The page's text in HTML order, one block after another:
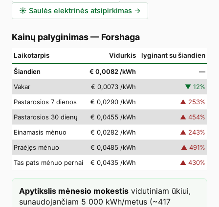
☀️ Saulės elektrinės atsipirkimas →
Kainų palyginimas— Forshaga
Laikotarpis Vidurkis lyginant su šiandien
Šiandien € 0,0082 /kWh
—
Vakar
€ 0,0073 /kWh ▼ 12%
Pastarosios 7 dienos
€ 0,0290 /kWh ▲ 253%
Pastarosios 30 dienų
€ 0,0455 /kWh ▲ 454%
Einamasis mėnuo
€ 0,0282 /kWh ▲ 243%
Praėjęs mėnuo
€ 0,0485 /kWh ▲ 491%
Tas pats mėnuo pernai
€ 0,0435 /kWh ▲ 430%
Apytikslis mėnesio mokestis vidutiniam ūkiui,
sunaudojančiam 5 000 kWh/metus (~417